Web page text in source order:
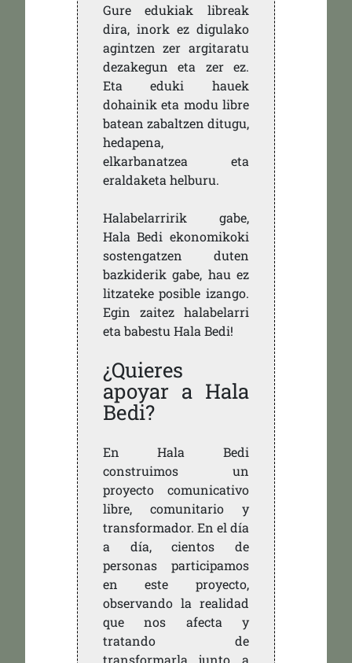
Gure edukiak libreak
dira, inork ez digulako
agintzen zer argitaratu
dezakegun eta zer ez.
Eta eduki hauek
dohainik eta modu libre
batean zabaltzen ditugu,
hedapena,
elkarbanatzea eta
eraldaketa helburu.
Halabelarririk gabe,
Hala Bedi ekonomikoki
sostengatzen duten
bazkiderik gabe, hau ez
litzateke posible izango.
Egin zaitez halabelarri
eta babestu Hala Bedi!
¿Quieres
apoyar a Hala
Bedi?
En Hala Bedi
construimos un
proyecto comunicativo
libre, comunitario y
transformador. En el día
a día, cientos de
personas participamos
en este proyecto,
observando la realidad
que nos afecta y
tratando de
transformarla junto a